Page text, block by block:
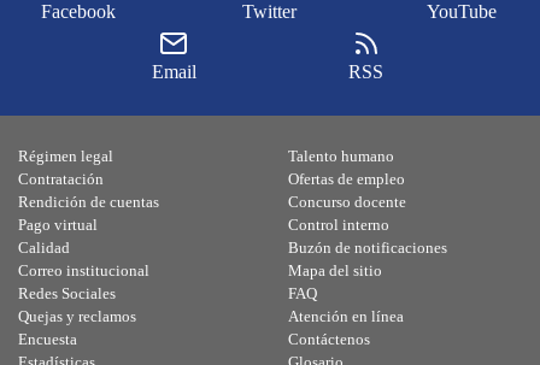
Facebook Twitter YouTube
Email RSS
Régimen legal
Contratación
Rendición de cuentas
Pago virtual
Calidad
Talento humano
Ofertas de empleo
Concurso docente
Control interno
Buzón de notificaciones
Correo institucional
Redes Sociales
Quejas y reclamos
Encuesta
Mapa del sitio
FAQ
Atención en línea
Contáctenos